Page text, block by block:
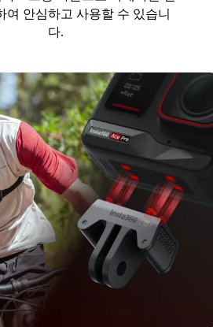
여 안심하고 사용할 수 있습니
다.